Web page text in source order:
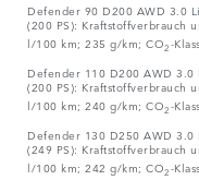
Defender 90 D200 AWD 3.0
(200 PS): Kraftstoffverbrauch
l/100 km; 235 g/km; CO2-
Defender 110 D200 AWD
(200 PS): Kraftstoffverbrauch
l/100 km; 240 g/km; CO2-
Defender 130 D250 AWD
(249 PS): Kraftstoffverbrauch
l/100 km; 242 g/km; CO2-